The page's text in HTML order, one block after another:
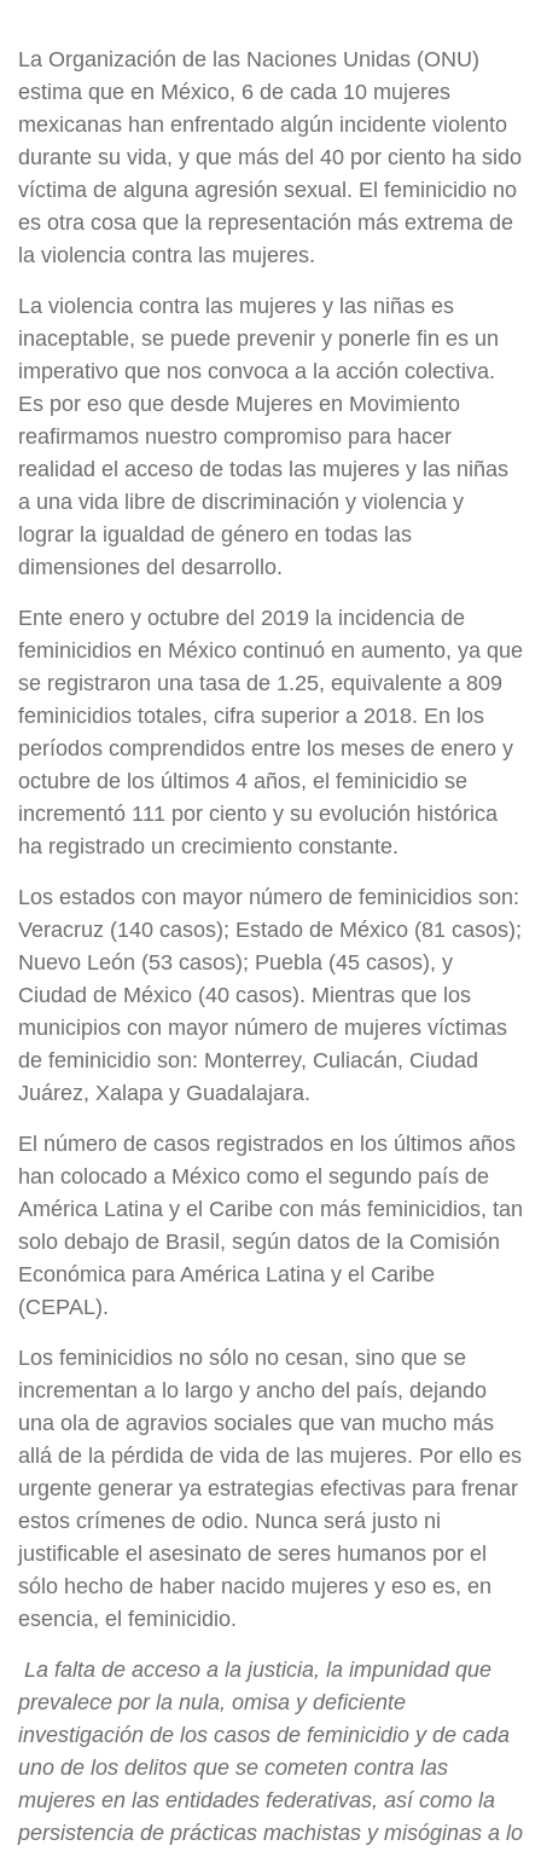
La Organización de las Naciones Unidas (ONU)
estima que en México, 6 de cada 10 mujeres
mexicanas han enfrentado algún incidente violento
durante su vida, y que más del 40 por ciento ha sido
víctima de alguna agresión sexual. El feminicidio no
es otra cosa que la representación más extrema de
la violencia contra las mujeres.
La violencia contra las mujeres y las niñas es
inaceptable, se puede prevenir y ponerle fin es un
imperativo que nos convoca a la acción colectiva.
Es por eso que desde Mujeres en Movimiento
reafirmamos nuestro compromiso para hacer
realidad el acceso de todas las mujeres y las niñas
a una vida libre de discriminación y violencia y
lograr la igualdad de género en todas las
dimensiones del desarrollo.
Ente enero y octubre del 2019 la incidencia de
feminicidios en México continuó en aumento, ya que
se registraron una tasa de 1.25, equivalente a 809
feminicidios totales, cifra superior a 2018. En los
períodos comprendidos entre los meses de enero y
octubre de los últimos 4 años, el feminicidio se
incrementó 111 por ciento y su evolución histórica
ha registrado un crecimiento constante.
Los estados con mayor número de feminicidios son:
Veracruz (140 casos); Estado de México (81 casos);
Nuevo León (53 casos); Puebla (45 casos), y
Ciudad de México (40 casos). Mientras que los
municipios con mayor número de mujeres víctimas
de feminicidio son: Monterrey, Culiacán, Ciudad
Juárez, Xalapa y Guadalajara.
El número de casos registrados en los últimos años
han colocado a México como el segundo país de
América Latina y el Caribe con más feminicidios, tan
solo debajo de Brasil, según datos de la Comisión
Económica para América Latina y el Caribe
(CEPAL).
Los feminicidios no sólo no cesan, sino que se
incrementan a lo largo y ancho del país, dejando
una ola de agravios sociales que van mucho más
allá de la pérdida de vida de las mujeres. Por ello es
urgente generar ya estrategias efectivas para frenar
estos crímenes de odio. Nunca será justo ni
justificable el asesinato de seres humanos por el
sólo hecho de haber nacido mujeres y eso es, en
esencia, el feminicidio.
La falta de acceso a la justicia, la impunidad que
prevalece por la nula, omisa y deficiente
investigación de los casos de feminicidio y de cada
uno de los delitos que se cometen contra las
mujeres en las entidades federativas, así como la
persistencia de prácticas machistas y misóginas a lo